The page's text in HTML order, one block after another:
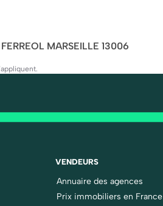
MARSEILLE 13006
VENDEURS
Annuaire des agences
Prix immobiliers en France